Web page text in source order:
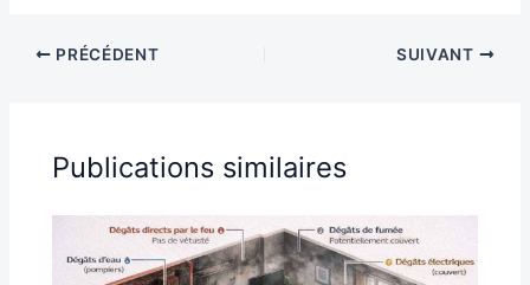
PRÉCÉDENT SUIVANT
Publications similaires